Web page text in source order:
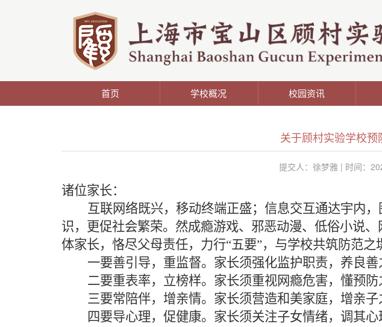
首页 学校概况 校园资讯
关于顾村实验学校
提交人：徐梦雅 | 时间：
诸位家长：
互联网络既兴，移动终端正盛；信息交互通达宇内
识，更促社会繁荣。然成瘾游戏、邪恶动漫、低俗小说
体家长，恪尽父母责任，力行“五要”，与学校共筑防范之
一要善引导，重监督。家长须强化监护职责，养良
二要重表率，立榜样。家长须重视网瘾危害，懂预
三要常陪伴，增亲情。家长须营造和美家庭，增亲
四要导心理，促健康。家长须关注子女情绪，调其